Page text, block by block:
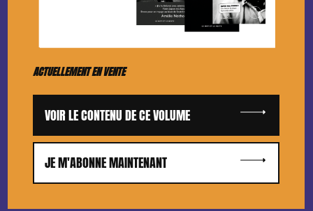
ACTUELLEMENT EN VENTE
VOIR LE CONTENU DE CE VOLUME
JE M'ABONNE MAINTENANT